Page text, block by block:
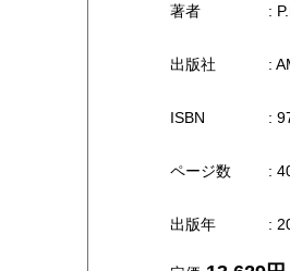
著者 :
出版社 :
ISBN :
ページ数 :
出版年 :